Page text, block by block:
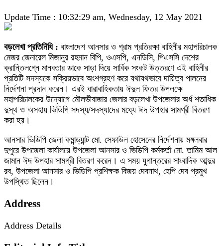
Update Time : 10:32:29 am, Wednesday, 12 May 2021
বড়লেখা প্রতিনিধি : বাংলাদেশ আনসার ও গ্রাম প্রতিরক্ষা বাহিনীর মহাপরিচালক
মেজর জেনারেল মিজানুর রহমান বিপি, ওএসপি, এনডিসি, পিএসসি দেশের
ক্রান্তিলগ্নে মানবতার ডাকে সাড়া দিয়ে সার্বিক সংকট উত্তরণে এই বাহিনীর
প্রতিটি সদস্যকে সক্রিয়ভাবে অংশগ্রহণ করে যথাযথভাবে দায়িত্ব পালনের
নির্দেশনা প্রদান করেন। এরই ধারাবাহিকতায় ঈদুল ফিতর উপলক্ষে
মহাপরিচালকের উদ্যোগে মৌলভীবাজার জেলার বড়লেখা উপজেলার অর্ধ শতাধিক
দুস্থ ও অসহায় ভিডিপি সদস্য/সদস্যাদের মধ্যে ঈদ উপহার সামগ্রী বিতরণ
করা হয়।
আনসার ভিডিপি জেলা কমান্ড্যান্ট মো. সেফাউল হোসেনের নির্দেশনায় মঙ্গলবার
দুপুরে উপজেলা কার্যালয়ে উপজেলা আনসার ও ভিডিপি কর্মকর্তা মো. তামিম আল
জামান ঈদ উপহার সামগ্রী বিতরণ করেন। এ সময় যুগান্তরের সাংবাদিক আব্দুর
রব, উপজেলা আনসার ও ভিডিপি প্রশিক্ষক বিজয় দেবনাথ, হেপি দেব প্রমুখ
উপস্থিত ছিলেন।
Address
Address Details